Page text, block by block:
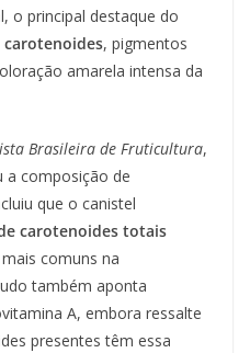
o principal destaque do
carotenoides, pigmentos
amarela intensa da
Brasileira de Fruticultura,
a composição de
que o canistel
carotenoides totais
comuns na
também aponta
A, embora ressalte
presentes têm essa